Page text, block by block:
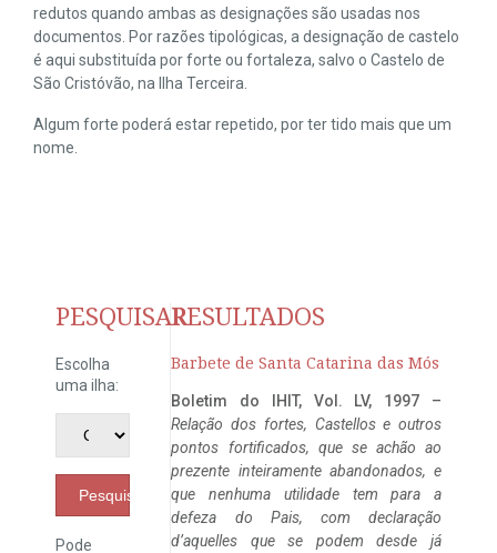
redutos quando ambas as designações são usadas nos
documentos. Por razões tipológicas, a designação de castelo
é aqui substituída por forte ou fortaleza, salvo o Castelo de
São Cristóvão, na Ilha Terceira.
Algum forte poderá estar repetido, por ter tido mais que um
nome.
PESQUISAR
Escolha
uma ilha:
Pesquisar
Pode
RESULTADOS
Barbete de Santa Catarina das Mós
Boletim do IHIT, Vol. LV, 1997 –
Relação dos fortes, Castellos e outros
pontos fortificados, que se achão ao
prezente inteiramente abandonados, e
que nenhuma utilidade tem para a
defeza do Pais, com declaração
d’aquelles que se podem desde já